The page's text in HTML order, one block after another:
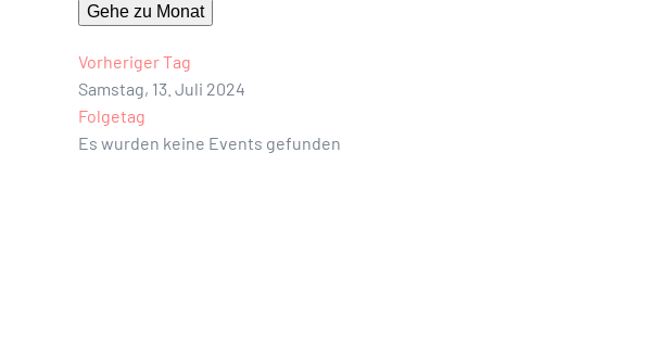
Gehe zu Monat
Vorheriger Tag
Samstag, 13. Juli 2024
Folgetag
Es wurden keine Events gefunden